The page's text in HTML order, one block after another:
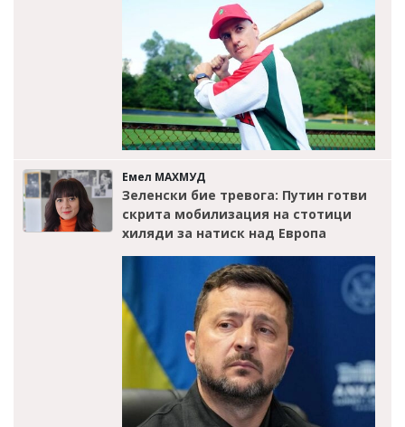
Емел МАХМУД
Зеленски бие тревога: Путин готви
скрита мобилизация на стотици
хиляди за натиск над Европа